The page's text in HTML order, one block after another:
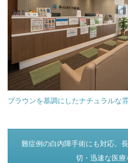
ブラウンを基調にしたナチュラルな
つぎのペー
難症例の白内障手術にも対応。
切・迅速な医療